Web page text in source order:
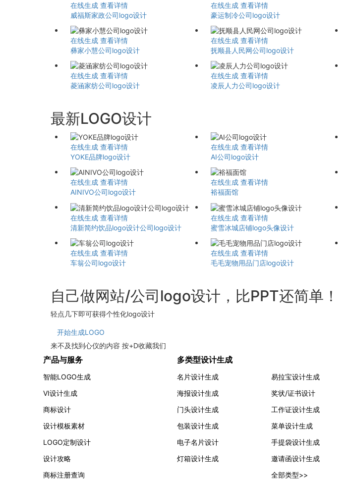
在线生成 查看详情
威福斯家政公司logo设计
在线生成 查看详情
豪运制冷公司logo设计
在线生成 查看详情
彝家小慧公司logo设计
在线生成 查看详情
抚顺县人民网公司logo设计
在线生成 查看详情
菱涵家纺公司logo设计
在线生成 查看详情
凌辰人力公司logo设计
最新LOGO设计
在线生成 查看详情
YOKE品牌logo设计
在线生成 查看详情
AI公司logo设计
在线生成 查看详情
AINIVO公司logo设计
在线生成 查看详情
裕福面馆
在线生成 查看详情
清新简约饮品logo设计公司logo设计
在线生成 查看详情
蜜雪冰城店铺logo头像设计
在线生成 查看详情
车翁公司logo设计
在线生成 查看详情
毛毛宠物用品门店logo设计
自己做网站/公司logo设计，比PPT还简单！
轻点几下即可获得个性化logo设计
开始生成LOGO
来不及找到心仪的内容 按+D收藏我们
产品与服务
智能LOGO生成
VI设计生成
商标设计
设计模板素材
LOGO定制设计
设计攻略
商标注册查询
多类型设计生成
名片设计生成
海报设计生成
门头设计生成
包装设计生成
电子名片设计
灯箱设计生成
易拉宝设计生成
奖状/证书设计
工作证设计生成
菜单设计生成
手提袋设计生成
邀请函设计生成
全部类型>>